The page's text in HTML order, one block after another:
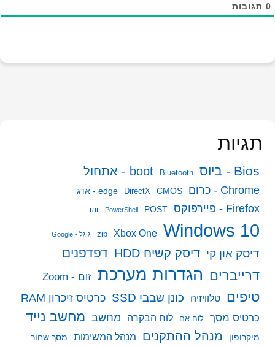
0 תגובות
תגיות
Bios - ביוס Bluetooth boot - אתחול
Chrome - כרום CMOS
DirectX edge - אדג'
Firefox - פיירפוקס POST
PowerShell
rar
Windows 10
Xbox One
zip גוגל - Google
דיסק און קי דיסק קשיח HDD דפדפנים
דרייברים הגדרות מערכת זום - Zoom
טיפים טלוויזיה כונן שבבי SSD כרטיס זיכרון RAM
כרטיס מסך לוח אם לוח הבקרה מחשב מחשב נייד
מיקרופון מנהל ההתקנים מנהל המשימות מסך שחור